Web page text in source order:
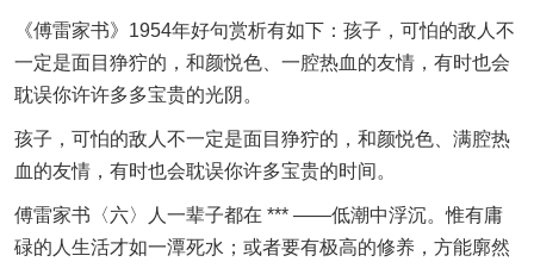
《傅雷家书》1954年好句赏析有如下：孩子，可怕的敌人不
一定是面目狰狞的，和颜悦色、一腔热血的友情，有时也会
耽误你许许多多宝贵的光阴。
孩子，可怕的敌人不一定是面目狰狞的，和颜悦色、满腔热
血的友情，有时也会耽误你许多宝贵的时间。
傅雷家书〈六〉人一辈子都在 *** ——低潮中浮沉。惟有庸
碌的人生活才如一潭死水；或者要有极高的修养，方能廓然